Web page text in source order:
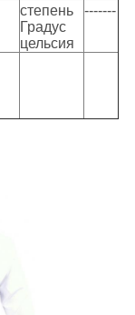
степень
Градус
цельсия
-------